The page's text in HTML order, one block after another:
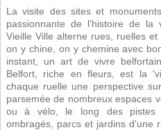
La visite des sites et
passionnante de l'histoire de la
Vieille Ville alterne rues, ruelles
on y chine, on y chemine avec
instant, un art de vivre
Belfort, riche en fleurs, est la
chaque ruelle une perspective
parsemée de nombreux espaces
ou à vélo, le long des pistes
ombragés, parcs et jardins d'une